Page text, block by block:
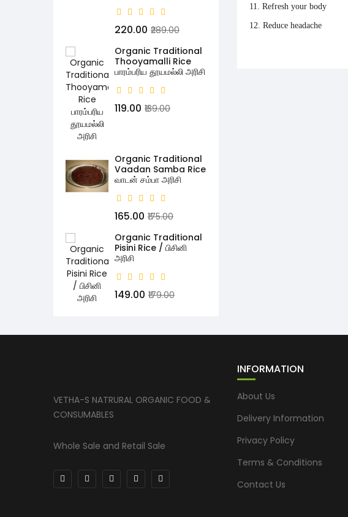
₹220.00 ₹289.00
Organic Traditional
Thooyamalli Rice
பாரம்பரிய தூயமல்லி அரிசி
₹119.00 ₹139.00
Organic Traditional
Vaadan Samba Rice
வாடன் சம்பா அரிசி
₹165.00 ₹175.00
Organic Traditional
Pisini Rice / பிசினி
அரிசி
₹149.00 ₹179.00
11. Refresh your body
12. Reduce headache
VETHA-S NATRURAL ORGANIC FOOD &
CONSUMABLES
Whole Sale and Retail Sale
INFORMATION
About Us
Delivery Information
Privacy Policy
Terms & Conditions
Contact Us